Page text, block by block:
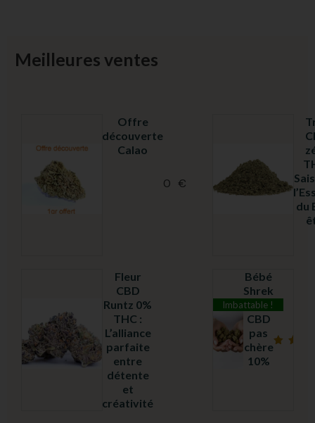
Meilleures ventes
Offre
découverte
Calao
0 €
du
Fleur
CBD
Runtz 0%
THC :
L’alliance
parfaite
entre
détente
et
créativité
Imbattable !
Bébé
Shrek
fleur
CBD
pas
chère
10%